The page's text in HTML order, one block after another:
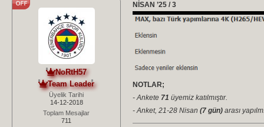
NoRtH57
Team Leader
Üyelik Tarihi
14-12-2018
Toplam Mesajlar
711
NİSAN ’25 / 3
NOTLAR;
- Ankete 71 üyemiz katılmıştır.
- Anket, 21-28 Nisan (7 gün) arası